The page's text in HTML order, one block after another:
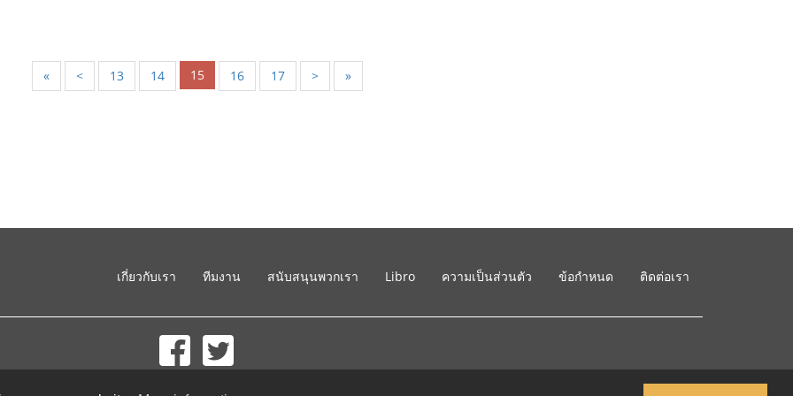
« < 13 14 15 16 17 > »
เกี่ยวกับเรา ทีมงาน สนับสนุนพวกเรา Libro ความเป็นส่วนตัว ข้อกำหนด ติดต่อเรา